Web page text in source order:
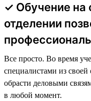
✓ Обучение на
отделении
Все просто. Во время
специалистами из
обрасти деловыми
в любой момент.